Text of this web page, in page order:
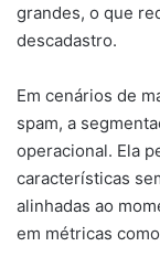
grandes, o que
descadastro.
Em cenários de
spam, a
operacional. Ela
características
alinhadas ao
em métricas